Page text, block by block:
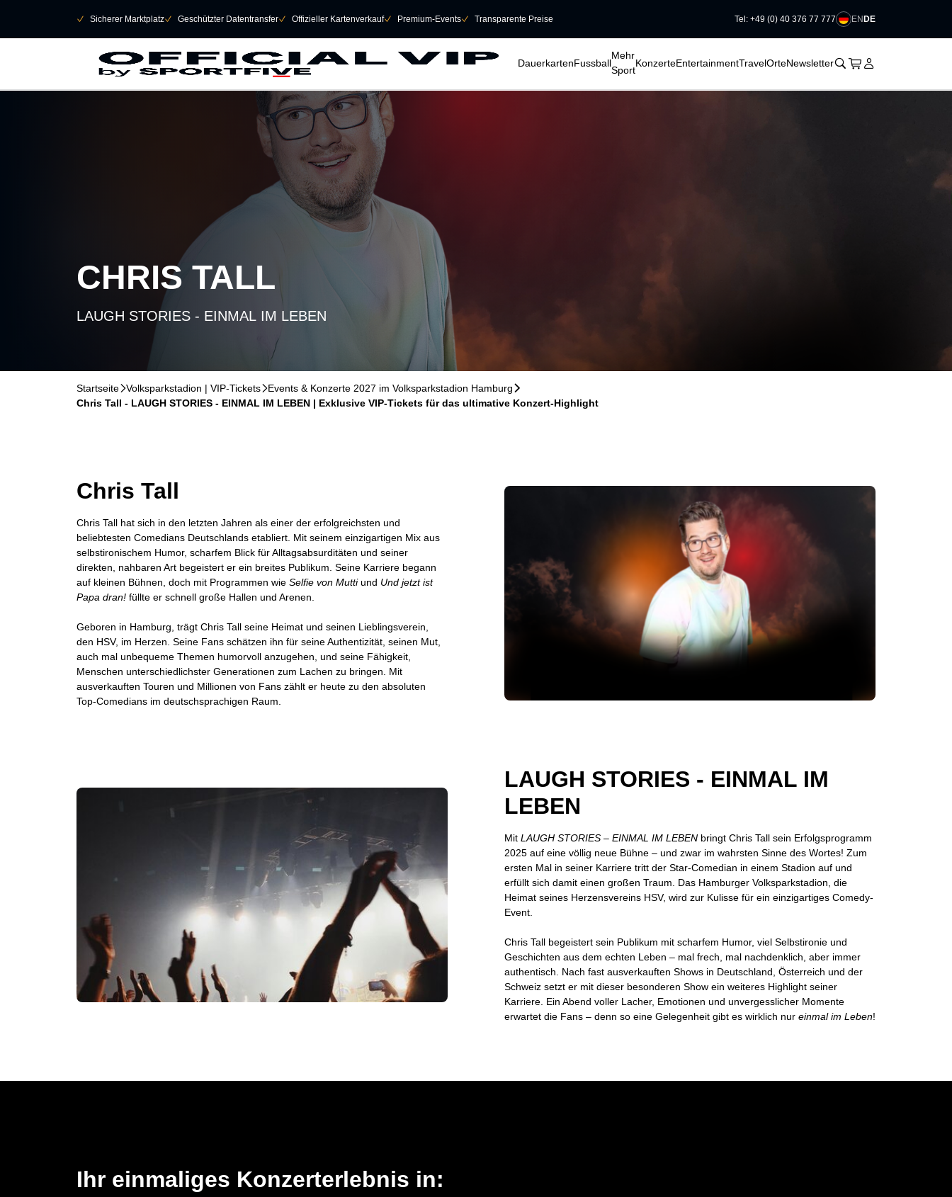
􀆅 Sicherer Marktplatz􀆅 Geschützter Datentransfer􀆅 Offizieller Kartenverkauf􀆅 Premium-Events􀆅 Transparente Preise Tel: +49 (0) 40 376 77 777 ENDE
DauerkartenFussball
Mehr
Sport
KonzerteEntertainmentTravelOrteNewsletter􀊫 Warenkorb
􀍩 Login
􀉩
CHRIS TALL
LAUGH STORIES - EINMAL IM LEBEN
Startseite􀆊Volksparkstadion | VIP-Tickets􀆊Events & Konzerte 2027 im Volksparkstadion Hamburg􀆊
Chris Tall - LAUGH STORIES - EINMAL IM LEBEN | Exklusive VIP-Tickets für das ultimative Konzert-Highlight
Chris Tall
Chris Tall hat sich in den letzten Jahren als einer der erfolgreichsten und
beliebtesten Comedians Deutschlands etabliert. Mit seinem einzigartigen Mix aus
selbstironischem Humor, scharfem Blick für Alltagsabsurditäten und seiner
direkten, nahbaren Art begeistert er ein breites Publikum. Seine Karriere begann
auf kleinen Bühnen, doch mit Programmen wie Selfie von Muttiund Und jetzt ist
Papa dran! füllte er schnell große Hallen und Arenen.
Geboren in Hamburg, trägt Chris Tall seine Heimat und seinen Lieblingsverein,
den HSV, im Herzen. Seine Fans schätzen ihn für seine Authentizität, seinen Mut,
auch mal unbequeme Themen humorvoll anzugehen, und seine Fähigkeit,
Menschen unterschiedlichster Generationen zum Lachen zu bringen. Mit
ausverkauften Touren und Millionen von Fans zählt er heute zu den absoluten
Top-Comedians im deutschsprachigen Raum.
LAUGH STORIES - EINMAL IM
LEBEN
Mit LAUGH STORIES – EINMAL IM LEBEN bringt Chris Tall sein Erfolgsprogramm
2025 auf eine völlig neue Bühne – und zwar im wahrsten Sinne des Wortes! Zum
ersten Mal in seiner Karriere tritt der Star-Comedian in einem Stadion auf und
erfüllt sich damit einen großen Traum. Das Hamburger Volksparkstadion, die
Heimat seines Herzensvereins HSV, wird zur Kulisse für ein einzigartiges Comedy-
Event.
Chris Tall begeistert sein Publikum mit scharfem Humor, viel Selbstironie und
Geschichten aus dem echten Leben – mal frech, mal nachdenklich, aber immer
authentisch. Nach fast ausverkauften Shows in Deutschland, Österreich und der
Schweiz setzt er mit dieser besonderen Show ein weiteres Highlight seiner
Karriere. Ein Abend voller Lacher, Emotionen und unvergesslicher Momente
erwartet die Fans – denn so eine Gelegenheit gibt es wirklich nur einmal im Leben!
Ihr einmaliges Konzerterlebnis in: